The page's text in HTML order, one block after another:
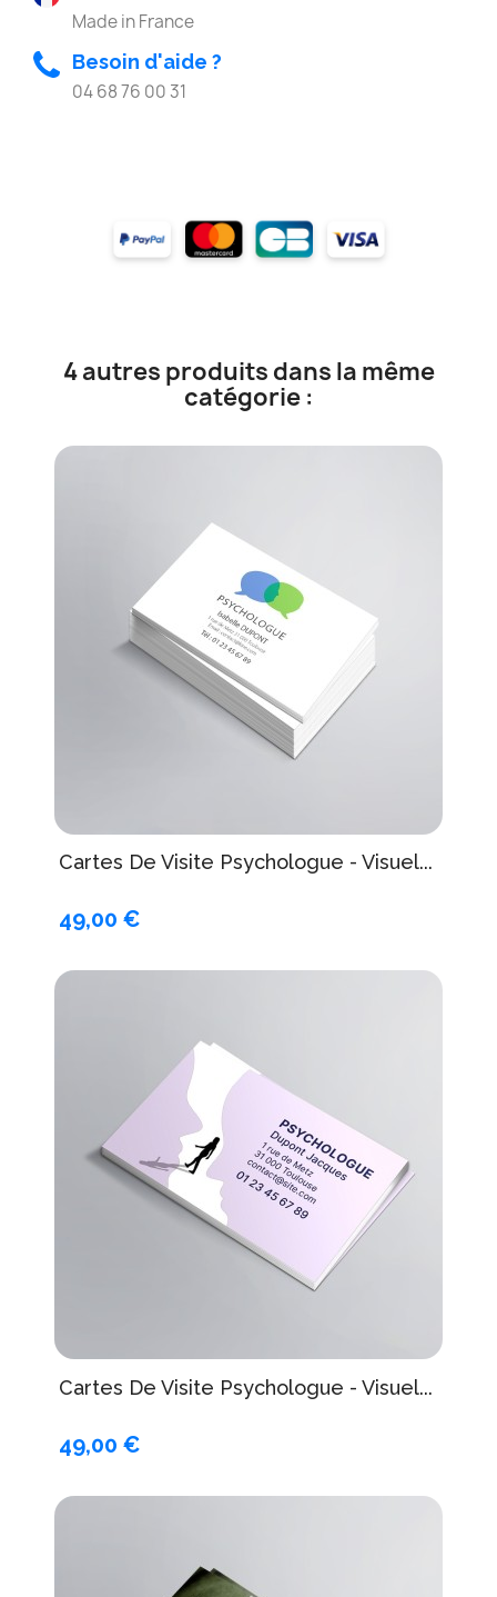
Made in France
Besoin d'aide ?
04 68 76 00 31
4 autres produits dans la même
catégorie :
Cartes De Visite Psychologue - Visuel...
49,00 €
Cartes De Visite Psychologue - Visuel...
49,00 €